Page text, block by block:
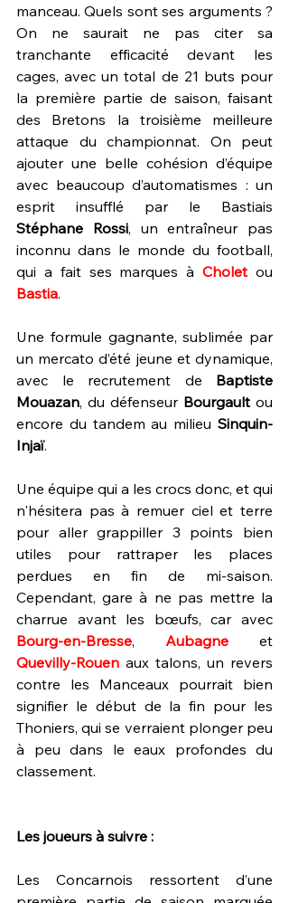
manceau. Quels sont ses arguments ?
On ne saurait ne pas citer sa
tranchante efficacité devant les
cages, avec un total de 21 buts pour
la première partie de saison, faisant
des Bretons la troisième meilleure
attaque du championnat. On peut
ajouter une belle cohésion d’équipe
avec beaucoup d’automatismes : un
Stéphane Rossi, un entraîneur pas
inconnu dans le monde du football,
qui a fait ses marques à Cholet
Bastia.
Une formule gagnante, sublimée par
un mercato d’été jeune et dynamique,
avec le recrutement de Baptiste
Mouazan, du défenseur Bourgault ou
encore du tandem au milieu Sinquin-
Injaï.
Une équipe qui a les crocs donc, et qui
n'hésitera pas à remuer ciel et terre
pour aller grappiller 3 points bien
utiles pour rattraper les places
perdues en fin de mi-saison.
Cependant, gare à ne pas mettre la
Bourg-en-Bresse, Aubagne
Quevilly-Rouen aux talons, un revers
contre les Manceaux pourrait bien
signifier le début de la fin pour les
Thoniers, qui se verraient plonger peu
à peu dans le eaux profondes du
classement.
Les joueurs à suivre :
Les Concarnois ressortent d’une